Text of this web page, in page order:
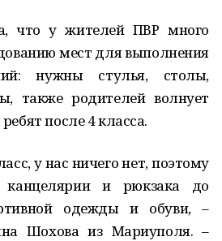
что у жителей ПВР много
мест для выполнения
нужны стулья, столы,
также родителей волнует
после 4 класса.
у нас ничего нет, поэтому
и рюкзака до
одежды и обуви, –
Шохова из Мариуполя. –